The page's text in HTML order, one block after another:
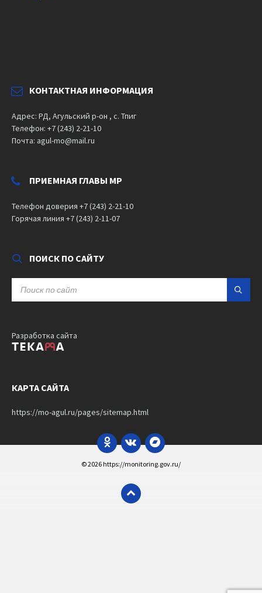
КОНТАКТНАЯ ИНФОРМАЦИЯ
Адрес: РД, Агульский р-он , с. Тпиг
Телефон: +7 (243) 2-21-10
Почта: agul-mo@mail.ru
ПРИЕМНАЯ ГЛАВЫ МР
Телефон доверия +7 (243) 2-21-10
Горячая линия +7 (243) 2-11-07
ПОИСК ПО САЙТУ
Разработка сайта
КАРТА САЙТА
https://mo-agul.ru/pages/sitemap.html
Odnoklassniki
VK Bandcamp
© 2026 https://monitoring.gov.ru/